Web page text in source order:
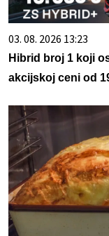
03. 08. 2026 13:23
Hibrid broj 1 koji
akcijskoj ceni od